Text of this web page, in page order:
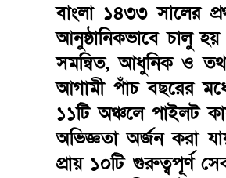
বাংলা ১৪৩৩ সালের
আনুষ্ঠানিকভাবে চালু
সমন্বিত, আধুনিক ও
আগামী পাঁচ বছরের
১১টি অঞ্চলে পাইলট
অভিজ্ঞতা অর্জন করা
প্রায় ১০টি গুরুত্বপূর্ণ